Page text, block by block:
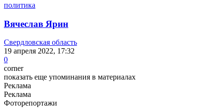
политика
Вячеслав Ярин
Свердловская область
19 апреля 2022, 17:32
0
corner
показать еще упоминания в материалах
Реклама
Реклама
Фоторепортажи